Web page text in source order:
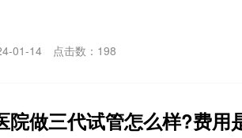
01-14 点击数： 198
做三代试管怎么样?费用